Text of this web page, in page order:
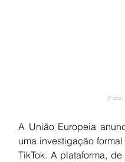
(Foto:
A União Europeia
uma investigação
TikTok. A plataforma,